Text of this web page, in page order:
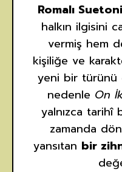
Romalı
halkın ilgisini
vermiş hem
kişiliğe ve
yeni bir türünü
nedenle On
yalnızca tarihî
zamanda
yansıtan bir